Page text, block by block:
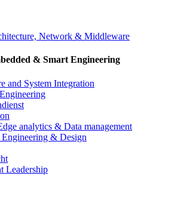
Network & Middleware
& Smart Engineering
and System Integration
analytics & Data management
& Design
Leadership